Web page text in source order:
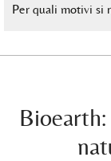
Per quali motivi si